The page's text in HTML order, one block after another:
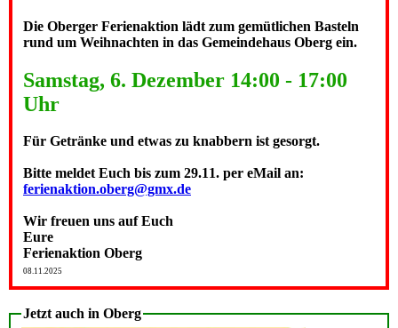
Die Oberger Ferienaktion lädt zum gemütlichen Basteln
rund um Weihnachten in das Gemeindehaus Oberg ein.
Samstag, 6. Dezember 14:00 - 17:00
Uhr
Für Getränke und etwas zu knabbern ist gesorgt.
Bitte meldet Euch bis zum 29.11. per eMail an:
ferienaktion.oberg@gmx.de
Wir freuen uns auf Euch
Eure
Ferienaktion Oberg
08.11.2025
Jetzt auch in Oberg